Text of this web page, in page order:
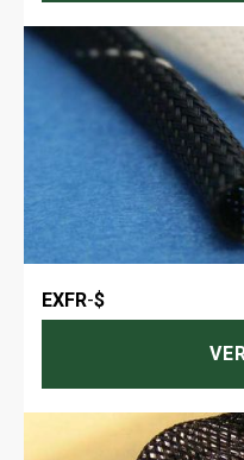
EXFR-$